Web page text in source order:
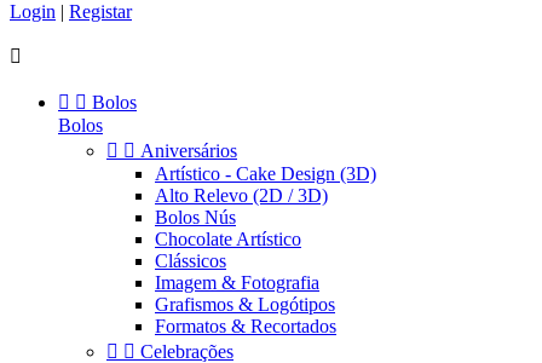
Login | Registar

  Bolos
Bolos
  Aniversários
Artístico - Cake Design (3D)
Alto Relevo (2D / 3D)
Bolos Nús
Chocolate Artístico
Clássicos
Imagem & Fotografia
Grafismos & Logótipos
Formatos & Recortados
  Celebrações